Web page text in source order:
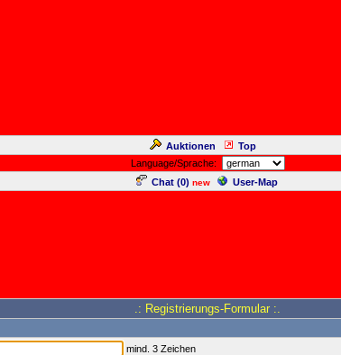
Auktionen Top
Language/Sprache:
Chat (0) new User-Map
.: Registrierungs-Formular :.
mind. 3 Zeichen